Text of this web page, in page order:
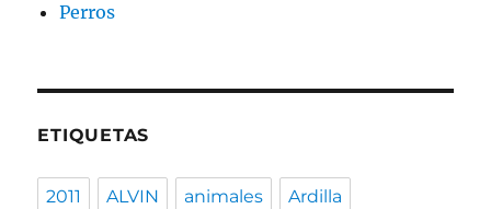
Perros
ETIQUETAS
2011 ALVIN animales Ardilla